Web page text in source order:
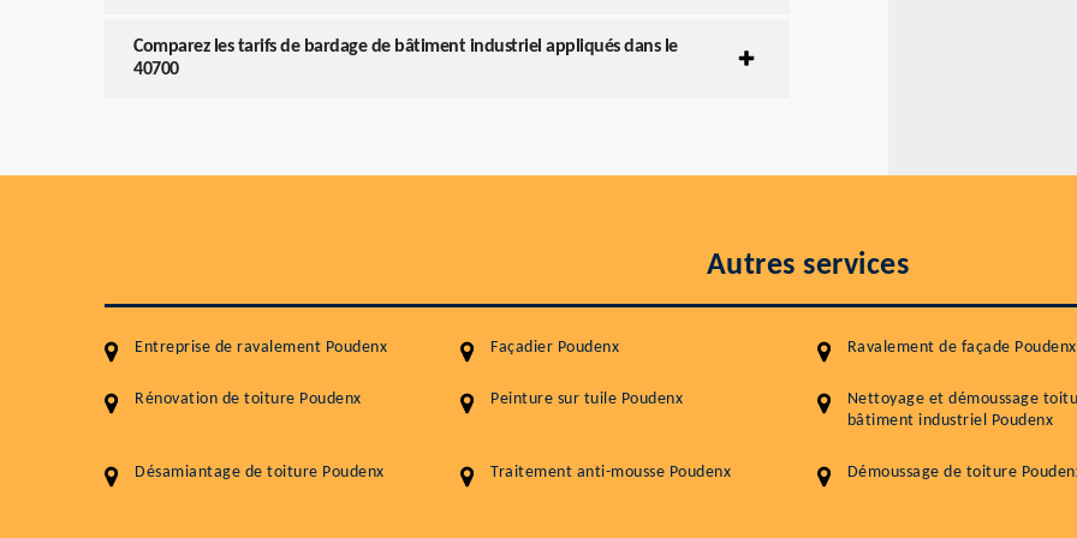
Comparez les tarifs de bardage de bâtiment industriel appliqués dans le
40700
Autres services
Entreprise de ravalement Poudenx Façadier Poudenx Ravalement de façade Poudenx
Rénovation de toiture Poudenx Peinture sur tuile Poudenx
Nettoyage et démoussage
bâtiment industriel Poudenx
Désamiantage de toiture Poudenx Traitement anti-mousse Poudenx Démoussage de toiture